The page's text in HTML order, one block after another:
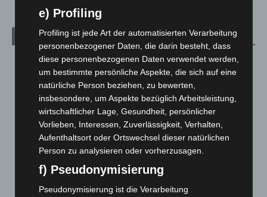
Kategorien
Blaulicht
2.798
Corona-News
Hannover und Region
5.035
Langenhagen und Ortsteile
Leserbriefe
Menschen
Über uns
Veranstaltungen
e) Profiling
Profiling ist jede Art der automatisierten Verarbeitung
personenbezogener Daten, die darin besteht, dass
diese personenbezogenen Daten verwendet werden,
um bestimmte persönliche Aspekte, die sich auf eine
natürliche Person beziehen, zu bewerten,
insbesondere, um Aspekte bezüglich Arbeitsleistung,
wirtschaftlicher Lage, Gesundheit, persönlicher
Vorlieben, Interessen, Zuverlässigkeit, Verhalten,
Aufenthaltsort oder Ortswechsel dieser natürlichen
Person zu analysieren oder vorherzusagen.
f) Pseudonymisierung
Pseudonymisierung ist die Verarbeitung